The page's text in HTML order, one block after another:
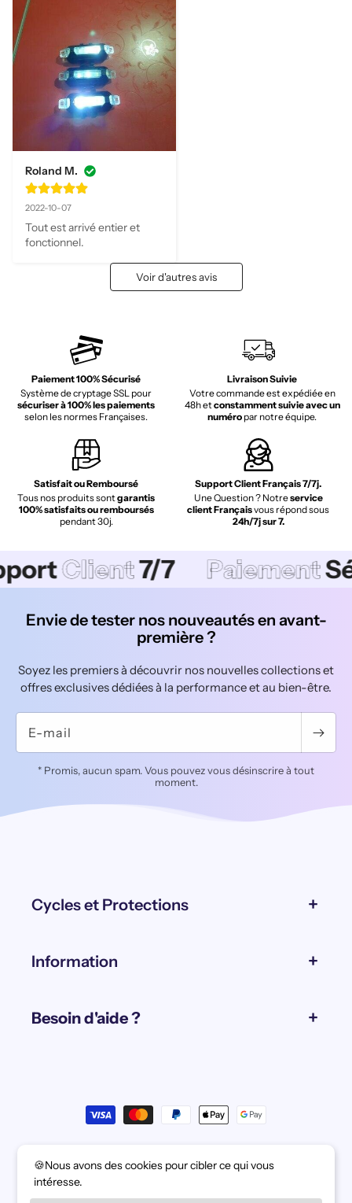
Roland M.
2022-10-07
Tout est arrivé entier et
fonctionnel.
Voir d'autres avis
Paiement 100% Sécurisé
Système de cryptage SSL pour
sécuriser à 100% les paiements
selon les normes Françaises.
Livraison Suivie
Votre commande est expédiée en
48h etconstamment suivie avec un
numéro par notre équipe.
Satisfait ou Remboursé
Tous nos produits sontgarantis
100% satisfaits ou remboursés
pendant 30j.
Support Client Français 7/7j.
Une Question ? Notreservice
client Françaisvous répond sous
24h/7j sur 7.
7/7 PaiementSécurisé
Envie de tester nos nouveautés en avant-
première ?
Soyez les premiers à découvrir nos nouvelles collections et
offres exclusives dédiées à la performance et au bien-être.
E-mail
* Promis, aucun spam. Vous pouvez vous désinscrire à tout
moment.
Cycles et Protections
Information
Besoin d'aide ?
de
© 2026,Cycles et Protections Politique de remboursement
Politique de confidentialité
🍪Nous avons des cookies pour cibler ce qui vous
intéresse.